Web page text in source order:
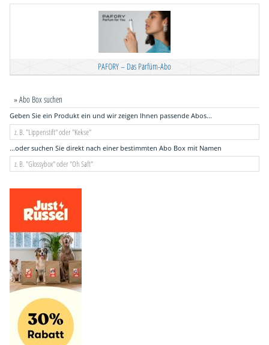
PAFORY – Das Parfüm-Abo
» Abo Box suchen
Geben Sie ein Produkt ein und wir zeigen Ihnen passende Abos...
...oder suchen Sie direkt nach einer bestimmten Abo Box mit Namen